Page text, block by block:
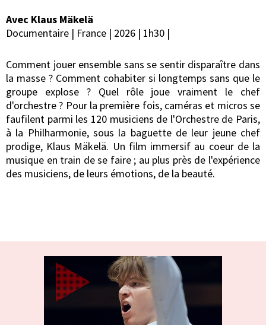
Avec Klaus Mäkelä
Documentaire | France | 2026 | 1h30 |
Comment jouer ensemble sans se sentir disparaître dans
la masse ? Comment cohabiter si longtemps sans que le
groupe explose ? Quel rôle joue vraiment le chef
d'orchestre ? Pour la première fois, caméras et micros se
faufilent parmi les 120 musiciens de l'Orchestre de Paris,
à la Philharmonie, sous la baguette de leur jeune chef
prodige, Klaus Mäkelä. Un film immersif au coeur de la
musique en train de se faire ; au plus près de l'expérience
des musiciens, de leurs émotions, de la beauté.